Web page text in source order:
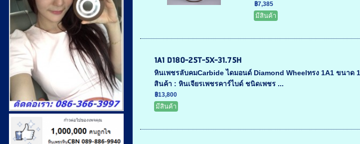
฿7,385
มีสินค้า
1A1 D180-25T-5X-31.75H
หินเพชรลับคมCarbide ไดมอนด์ Diamond Wheelทรง 1A1 ขนาด
สินค้า : หินเจียรเพชรคาร์ไบด์ ชนิดเพชร ...
฿13,800
มีสินค้า